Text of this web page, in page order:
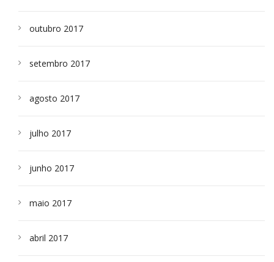
outubro 2017
setembro 2017
agosto 2017
julho 2017
junho 2017
maio 2017
abril 2017